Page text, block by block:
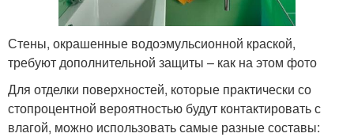
Стены, окрашенные водоэмульсионной краской,
требуют дополнительной защиты – как на этом фото
Для отделки поверхностей, которые практически со
стопроцентной вероятностью будут контактировать с
влагой, можно использовать самые разные составы: